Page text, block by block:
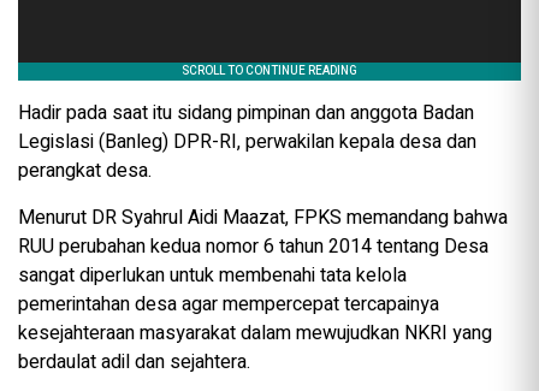
Hadir pada saat itu sidang pimpinan dan anggota Badan
Legislasi (Banleg) DPR-RI, perwakilan kepala desa dan
perangkat desa.
Menurut DR Syahrul Aidi Maazat, FPKS memandang bahwa
RUU perubahan kedua nomor 6 tahun 2014 tentang Desa
sangat diperlukan untuk membenahi tata kelola
pemerintahan desa agar mempercepat tercapainya
kesejahteraan masyarakat dalam mewujudkan NKRI yang
berdaulat adil dan sejahtera.